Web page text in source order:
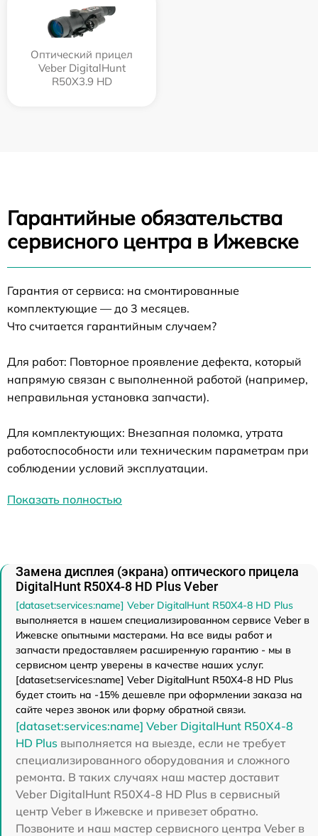
Оптический прицел
Veber DigitalHunt
R50X3.9 HD
Гарантийные обязательства
сервисного центра в Ижевске
Гарантия от сервиса: на смонтированные
комплектующие — до 3 месяцев.
Что считается гарантийным случаем?
Для работ: Повторное проявление дефекта, который
напрямую связан с выполненной работой (например,
неправильная установка запчасти).
Для комплектующих: Внезапная поломка, утрата
работоспособности или техническим параметрам при
соблюдении условий эксплуатации.
Показать полностью
Замена дисплея (экрана) оптического прицела
DigitalHunt R50X4-8 HD Plus Veber
[dataset:services:name] Veber DigitalHunt R50X4-8 HD Plus
выполняется в нашем специализированном сервисе Veber в
Ижевске опытными мастерами. На все виды работ и
запчасти предоставляем расширенную гарантию - мы в
сервисном центр уверены в качестве наших услуг.
[dataset:services:name] Veber DigitalHunt R50X4-8 HD Plus
будет стоить на -15% дешевле при оформлении заказа на
сайте через звонок или форму обратной связи.
[dataset:services:name] Veber DigitalHunt R50X4-8
HD Plus выполняется на выезде, если не требует
специализированного оборудования и сложного
ремонта. В таких случаях наш мастер доставит
Veber DigitalHunt R50X4-8 HD Plus в сервисный
центр Veber в Ижевске и привезет обратно.
Позвоните и наш мастер сервисного центра Veber в